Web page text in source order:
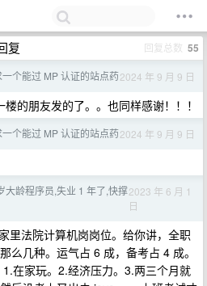
复 回复总数 55
一个能过 MP 认证的站点药2024 年 9 月 9 日
的朋友发的了。。也同样感谢！！！
一个能过 MP 认证的站点药2024 年 9 月 9 日
大龄程序员,失业 1 年了,快撑2023 年 6 月 1
日
里法院计算机岗岗位。给你讲，全职
么几种。运气占 6 成，备考占 4 成。
在家玩。2.经济压力。3.两三个月就